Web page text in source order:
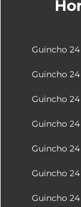
Guincho 24
Guincho
Guincho 24
Guincho
Guincho
Guincho
Guincho